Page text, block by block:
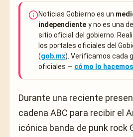
Noticias Gobierno es un
independiente y no es una
sitio oficial del gobierno.
los portales oficiales del
(gob.mx). Verificamos cada
oficiales — cómo lo hacemos
Durante una reciente
cadena ABC para recibir el
icónica banda de punk rock